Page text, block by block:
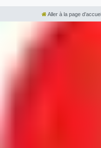
Aller à la page d’accueil